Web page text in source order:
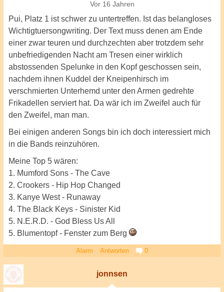
Vor 16 Jahren
Pui, Platz 1 ist schwer zu untertreffen. Ist das belangloses
Wichtigtuersongwriting. Der Text muss denen am Ende
einer zwar teuren und durchzechten aber trotzdem sehr
unbefriedigenden Nacht am Tresen einer wirklich
abstossenden Spelunke in den Kopf geschossen sein,
nachdem ihnen Kuddel der Kneipenhirsch im
verschmierten Unterhemd unter den Armen gedrehte
Frikadellen serviert hat. Da wär ich im Zweifel auch für
den Zweifel, man man.
Bei einigen anderen Songs bin ich doch interessiert mich
in die Bands reinzuhören.
Meine Top 5 wären:
1. Mumford Sons - The Cave
2. Crookers - Hip Hop Changed
3. Kanye West - Runaway
4. The Black Keys - Sinister Kid
5. N.E.R.D. - God Bless Us All
5. Blumentopf - Fenster zum Berg
Alarm Antworten 0
jonnsen